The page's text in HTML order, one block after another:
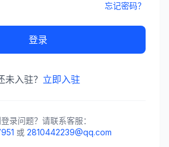
忘记密码？
登录
未入驻？ 立即入驻
录问题？请联系客服：
或 2810442239@qq.com